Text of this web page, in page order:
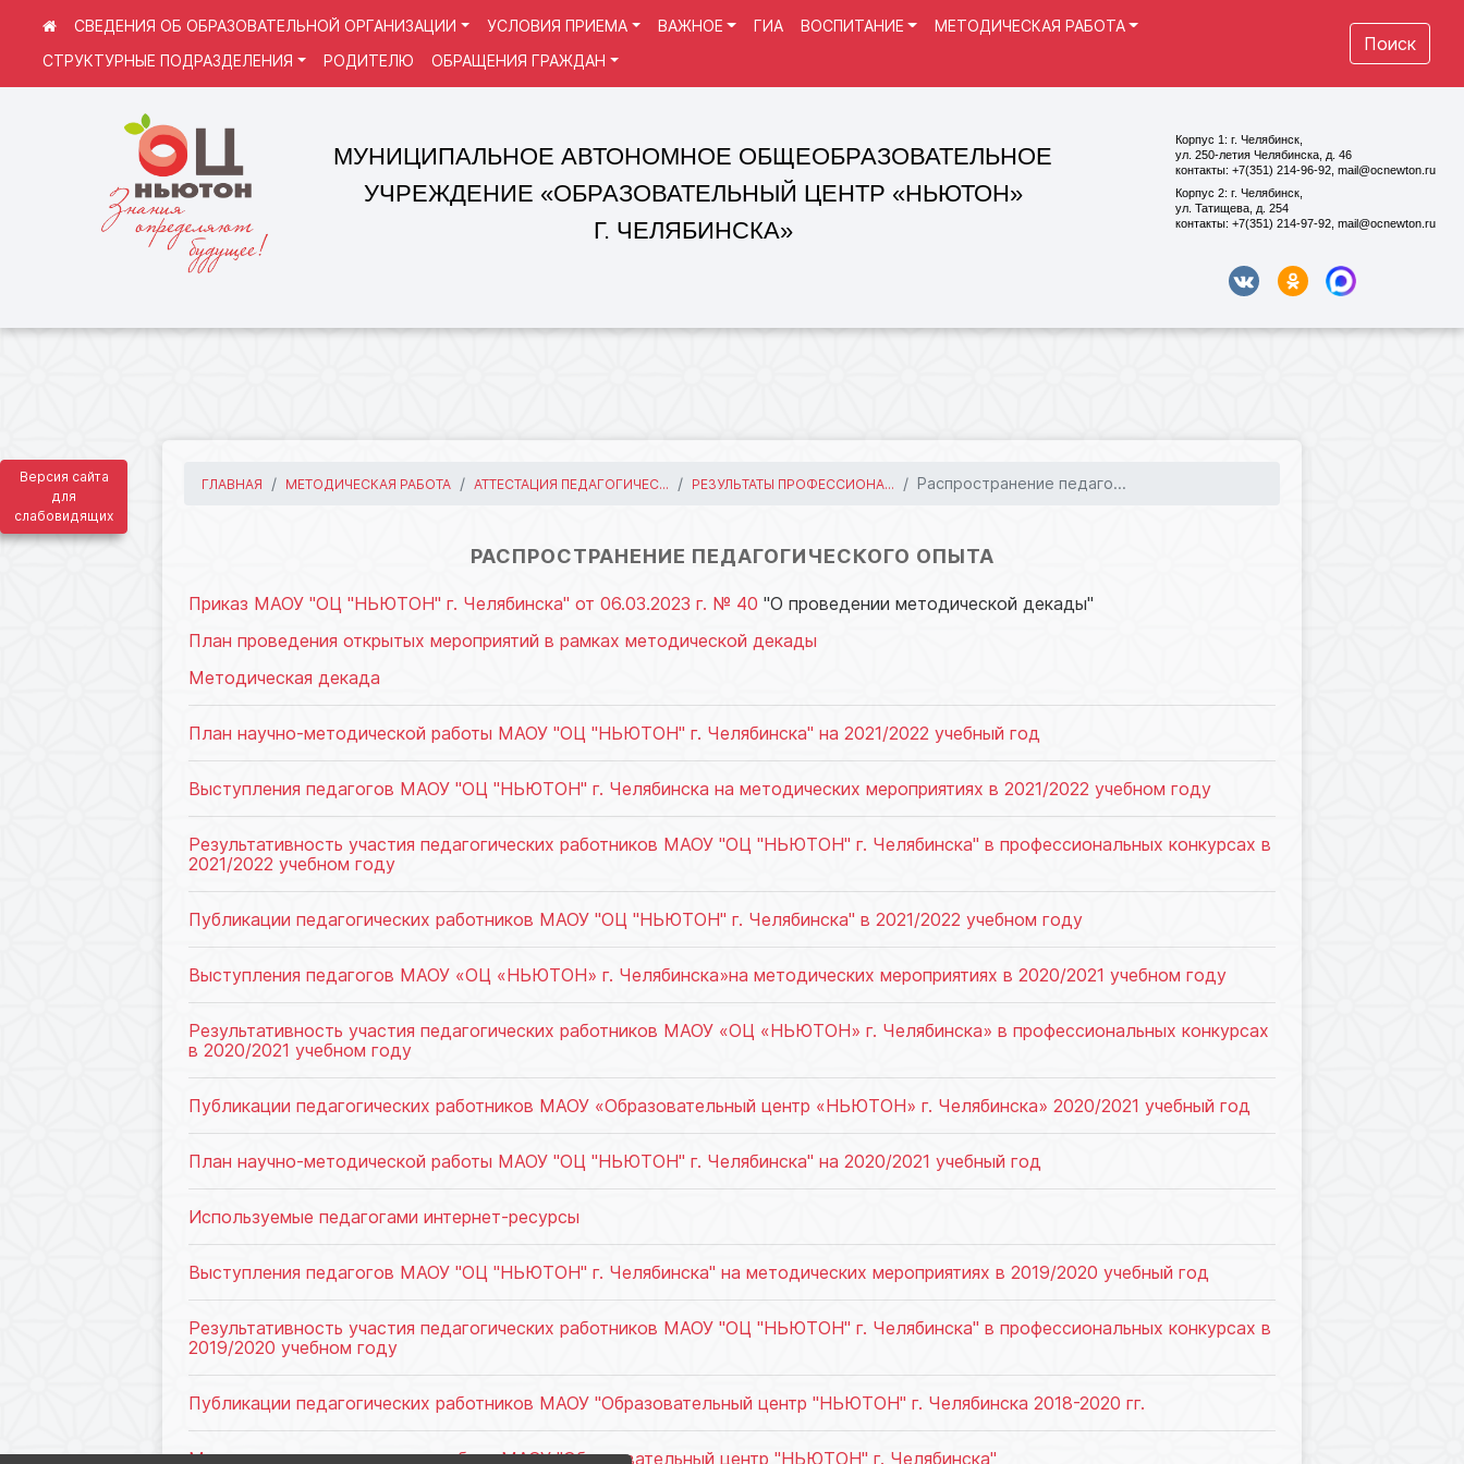
Версия сайта
для
слабовидящих
СВЕДЕНИЯ ОБ ОБРАЗОВАТЕЛЬНОЙ ОРГАНИЗАЦИИ УСЛОВИЯ ПРИЕМА ВАЖНОЕ ГИА ВОСПИТАНИЕ
МЕТОДИЧЕСКАЯ РАБОТА
СТРУКТУРНЫЕ ПОДРАЗДЕЛЕНИЯ
РОДИТЕЛЮ ОБРАЩЕНИЯ ГРАЖДАН
Поиск
ул. 250-летия Челябинска, д. 46
контакты: +7(351) 214-96-92, mail@ocnewton.ru
контакты: +7(351) 214-97-92, mail@ocnewton.ru
УЧРЕЖДЕНИЕ «ОБРАЗОВАТЕЛЬНЫЙ ЦЕНТР «НЬЮТОН»
Г. ЧЕЛЯБИНСКА»
ГЛАВНАЯ МЕТОДИЧЕСКАЯ РАБОТА АТТЕСТАЦИЯ ПЕДАГОГИЧЕС... РЕЗУЛЬТАТЫ ПРОФЕССИОНА... Распространение педаго...
РАСПРОСТРАНЕНИЕ ПЕДАГОГИЧЕСКОГО ОПЫТА
Приказ МАОУ "ОЦ "НЬЮТОН" г. Челябинска" от 06.03.2023 г. № 40 "О проведении методической декады"
План проведения открытых мероприятий в рамках методической декады
Методическая декада
План научно-методической работы МАОУ "ОЦ "НЬЮТОН" г. Челябинска" на 2021/2022 учебный год
Выступления педагогов МАОУ "ОЦ "НЬЮТОН" г. Челябинска на методических мероприятиях в 2021/2022 учебном году
Результативность участия педагогических работников МАОУ "ОЦ "НЬЮТОН" г. Челябинска" в профессиональных конкурсах в
2021/2022 учебном году
Публикации педагогических работников МАОУ "ОЦ "НЬЮТОН" г. Челябинска" в 2021/2022 учебном году
Выступления педагогов МАОУ «ОЦ «НЬЮТОН» г. Челябинска»на методических мероприятиях в 2020/2021 учебном году
Результативность участия педагогических работников МАОУ «ОЦ «НЬЮТОН» г. Челябинска» в профессиональных конкурсах
в 2020/2021 учебном году
Публикации педагогических работников МАОУ «Образовательный центр «НЬЮТОН» г. Челябинска» 2020/2021 учебный год
План научно-методической работы МАОУ "ОЦ "НЬЮТОН" г. Челябинска" на 2020/2021 учебный год
Используемые педагогами интернет-ресурсы
Выступления педагогов МАОУ "ОЦ "НЬЮТОН" г. Челябинска" на методических мероприятиях в 2019/2020 учебный год
Результативность участия педагогических работников МАОУ "ОЦ "НЬЮТОН" г. Челябинска" в профессиональных конкурсах в
2019/2020 учебном году
Публикации педагогических работников МАОУ "Образовательный центр "НЬЮТОН" г. Челябинска 2018-2020 гг.
Методические мероприятия на базе МАОУ "Образовательный центр "НЬЮТОН" г. Челябинска"